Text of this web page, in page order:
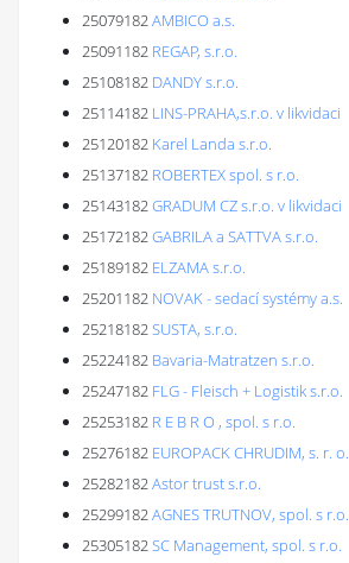
25079182AMBICO a.s.
25091182 REGAP, s.r.o.
25108182 DANDY s.r.o.
25114182 LINS-PRAHA,s.r.o. v likvidaci
25120182 Karel Landa s.r.o.
25137182 ROBERTEX spol. s r.o.
25143182GRADUM CZ s.r.o. v likvidaci
25172182GABRILA a SATTVA s.r.o.
25189182 ELZAMA s.r.o.
25201182 NOVAK - sedací systémy a.s.
25218182SUSTA, s.r.o.
25224182 Bavaria-Matratzen s.r.o.
25247182 FLG - Fleisch + Logistik s.r.o.
25253182 R E B R O , spol. s r.o.
25276182 EUROPACK CHRUDIM, s. r. o.
25282182Astor trust s.r.o.
25299182AGNES TRUTNOV, spol. s r.o.
25305182SC Management, spol. s r.o.